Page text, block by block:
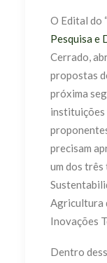
O Edital do “
Pesquisa e
Cerrado,
propostas
próxima
instituições
precisam
um dos três
Agricultura
Inovações
Dentro